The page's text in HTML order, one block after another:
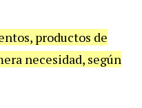
productos de
necesidad, según